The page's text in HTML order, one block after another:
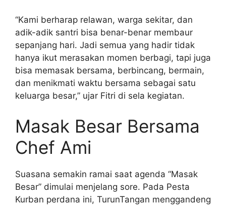
“Kami berharap relawan, warga sekitar, dan
adik-adik santri bisa benar-benar membaur
sepanjang hari. Jadi semua yang hadir tidak
hanya ikut merasakan momen berbagi, tapi juga
bisa memasak bersama, berbincang, bermain,
dan menikmati waktu bersama sebagai satu
keluarga besar,” ujar Fitri di sela kegiatan.
Masak Besar Bersama
Chef Ami
Suasana semakin ramai saat agenda “Masak
Besar” dimulai menjelang sore. Pada Pesta
Kurban perdana ini, TurunTangan menggandeng